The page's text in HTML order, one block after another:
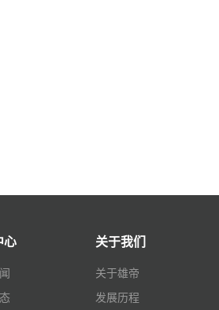
心 关于我们
关于雄帝
发展历程